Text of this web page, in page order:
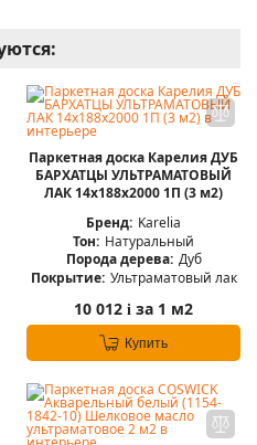
Паркетная доска Карелия ДУБ
БАРХАТЦЫ УЛЬТРАМАТОВЫЙ
ЛАК 14x188x2000 1П (3 м2)
Бренд: Karelia
Тон: Натуральный
Порода дерева: Дуб
Покрытие: Ультраматовый лак
10 012 i за 1 м2
Купить